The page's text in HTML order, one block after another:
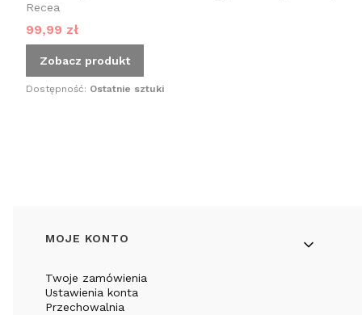
Recea
Cena promocyjna
99,99 zł
Zobacz produkt
Dostępność: Ostatnie sztuki
Linki w stopce
MOJE KONTO
Twoje zamówienia
Ustawienia konta
Przechowalnia